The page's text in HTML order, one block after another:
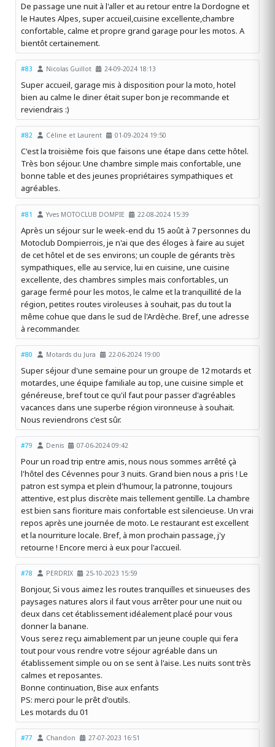
De passage une nuit à l'aller et au retour entre la Dordogne et
le Hautes Alpes, super accueil,cuisine excellente,chambre
confortable, calme et propre grand garage pour les motos. A
bientôt certainement.
#83 Nicolas Guillot 24-09-2024 18:13
Super accueil, garage mis à disposition pour la moto, hotel
bien au calme le diner était super bon je recommande et
reviendrais :)
#82 Céline et Laurent 01-09-2024 19:50
C'est la troisième fois que faisons une étape dans cette hôtel.
Très bon séjour. Une chambre simple mais confortable, une
bonne table et des jeunes propriétaires sympathiques et
agréables.
#81 Yves MOTOCLUB DOMPIE 22-08-2024 15:39
Après un séjour sur le week-end du 15 août à 7 personnes du
Motoclub Dompierrois, je n'ai que des éloges à faire au sujet
de cet hôtel et de ses environs; un couple de gérants très
sympathiques, elle au service, lui en cuisine, une cuisine
excellente, des chambres simples mais confortables, un
garage fermé pour les motos, le calme et la tranquillité de la
région, petites routes viroleuses à souhait, pas du tout la
même cohue que dans le sud de l'Ardèche. Bref, une adresse
à recommander.
#80 Motards du Jura 22-06-2024 19:00
Super séjour d'une semaine pour un groupe de 12 motards et
motardes, une équipe familiale au top, une cuisine simple et
généreuse, bref tout ce qu'il faut pour passer d'agréables
vacances dans une superbe région vironneuse à souhait.
Nous reviendrons c'est sûr.
#79 Denis 07-06-2024 09:42
Pour un road trip entre amis, nous nous sommes arrêté çà
l'hôtel des Cévennes pour 3 nuits. Grand bien nous a pris ! Le
patron est sympa et plein d'humour, la patronne, toujours
attentive, est plus discrète mais tellement gentille. La chambre
est bien sans fioriture mais confortable est silencieuse. Un vrai
repos après une journée de moto. Le restaurant est excellent
et la nourriture locale. Bref, à mon prochain passage, j'y
retourne ! Encore merci à eux pour l'accueil.
#78 PERDRIX 25-10-2023 15:59
Bonjour, Si vous aimez les routes tranquilles et sinueuses des
paysages natures alors il faut vous arrêter pour une nuit ou
deux dans cet établissement idéalement placé pour vous
donner la banane.
Vous serez reçu aimablement par un jeune couple qui fera
tout pour vous rendre votre séjour agréable dans un
établissement simple ou on se sent à l'aise. Les nuits sont très
calmes et reposantes.
Bonne continuation, Bise aux enfants
PS: merci pour le prêt d'outils.
Les motards du 01
#77 Chandon 27-07-2023 16:51